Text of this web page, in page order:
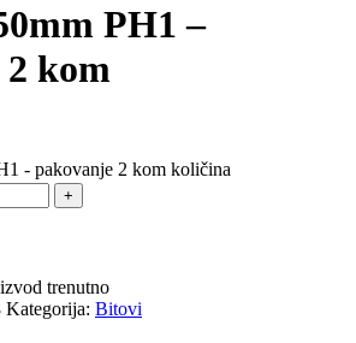
PH1 –
kom
- pakovanje 2 kom količina
trenutno
Kategorija: Bitovi